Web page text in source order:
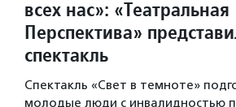
всех нас»: «Театральная
Перспектива»
спектакль
Спектакль «Свет в темноте»
молодые люди с инвалидностью